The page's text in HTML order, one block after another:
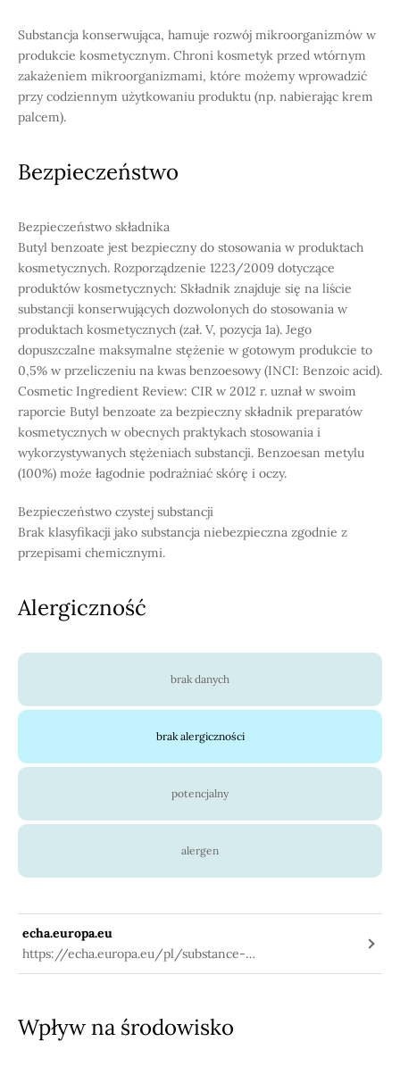
Substancja konserwująca, hamuje rozwój mikroorganizmów w
produkcie kosmetycznym. Chroni kosmetyk przed wtórnym
zakażeniem mikroorganizmami, które możemy wprowadzić
przy codziennym użytkowaniu produktu (np. nabierając krem
palcem).
Bezpieczeństwo
Bezpieczeństwo składnika
Butyl benzoate jest bezpieczny do stosowania w produktach
kosmetycznych. Rozporządzenie 1223/2009 dotyczące
produktów kosmetycznych: Składnik znajduje się na liście
substancji konserwujących dozwolonych do stosowania w
produktach kosmetycznych (zał. V, pozycja 1a). Jego
dopuszczalne maksymalne stężenie w gotowym produkcie to
0,5% w przeliczeniu na kwas benzoesowy (INCI: Benzoic acid).
Cosmetic Ingredient Review: CIR w 2012 r. uznał w swoim
raporcie Butyl benzoate za bezpieczny składnik preparatów
kosmetycznych w obecnych praktykach stosowania i
wykorzystywanych stężeniach substancji. Benzoesan metylu
(100%) może łagodnie podrażniać skórę i oczy.
Bezpieczeństwo czystej substancji
Brak klasyfikacji jako substancja niebezpieczna zgodnie z
przepisami chemicznymi.
Alergiczność
brak danych
brak alergiczności
potencjalny
alergen
echa.europa.eu
https://echa.europa.eu/pl/substance-
information/-/substanceinfo/100.004.775
Wpływ na środowisko